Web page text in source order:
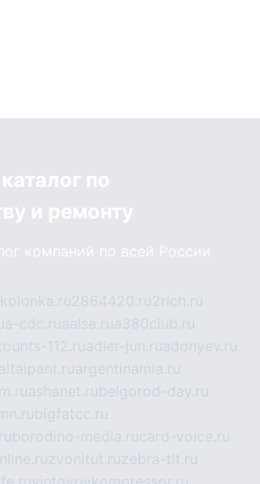
по
и ремонту
компаний по всей России
2864420.ru2rich.ru
a-cdc.ruaalse.rua380club.ru
112.ruadler-jun.ruadonyev.ru
altaipant.ruargentinamia.ru
ashanet.rubelgorod-day.ru
bigfatcc.ru
borodino-media.rucard-voice.ru
zvonitut.ruzebra-tlt.ru